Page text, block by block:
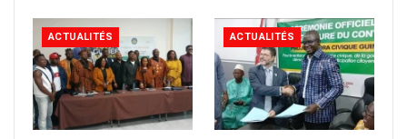
ACTUALITÉS ACTUALITÉS